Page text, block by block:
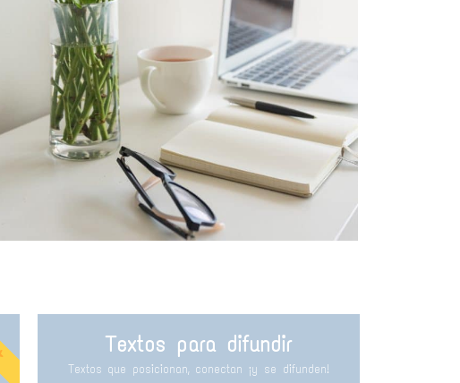
Textos para difundir
Textos que posicionan, conectan ¡y se difunden!